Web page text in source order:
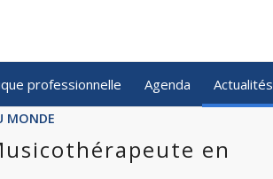
professionnelle Agenda Actualités
MONDE
en